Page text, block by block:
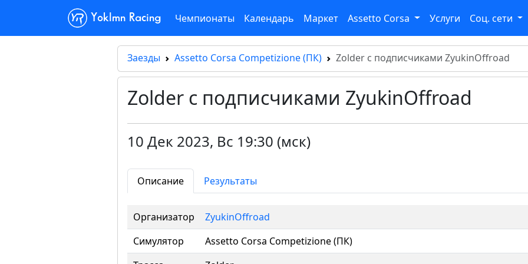
Yoklmn Racing Чемпионаты Календарь Маркет Assetto Corsa Услуги Соц. сети
Заезды Assetto Corsa Competizione (ПК) Zolder с подписчиками ZyukinOffroad
Zolder с подписчиками ZyukinOffroad
10 Дек 2023, Вс 19:30 (мск)
Описание Результаты
Организатор
ZyukinOffroad
Симулятор
Assetto Corsa Competizione (ПК)